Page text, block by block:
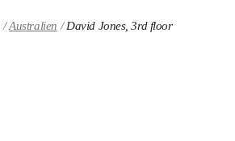
Australien David Jones, 3rd floor